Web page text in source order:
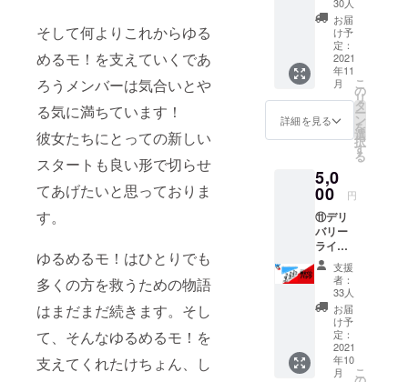
そして何よりこれからゆる
めるモ！を支えていくであ
ろうメンバーは気合いとや
る気に満ちています！
彼女たちにとっての新しい
スタートも良い形で切らせ
てあげたいと思っておりま
す。
ゆるめるモ！はひとりでも
多くの方を救うための物語
はまだまだ続きます。そし
て、そんなゆるめるモ！を
支えてくれたけちょん、し
と記載
くださ
い。 記
載ない
場合
は、お
申し込
み時の
お名前
でクレ
させて
頂きま
す。
で載せ
る名前
を入れ
てくだ
さい。
クレ
方はお
手数で
ジット
不要」
と記載
くださ
い。記
載ない
場合
は、お
申し込
み時の
お名前
でクレ
ジット
させて
お願い
致しま
す。変
更手順
につい
ては、
後日お
る確認
メッ
確認く
ださ
い。 な
おマイ
ページ
内の
「支援
したプ
ロジェ
クト」
から届
け先変
更操作
では、
う仮歌
たち
新
譜に入
る中の4
曲+過去
曲から
数曲 --
注意事
ターン
に付き
まして
はデー
タの送
付を
持って
完了と
なりま
す。万
が一、
ツアー
が延
期、中
に入れ
てお渡
ししま
す。
1.開催
場所：
都内
2.開催
19時〜
3.メ
より鉢
植えに
ダリア
の種を
入れて
お渡し
する会
です。
4.そ
の後推
しメン
『し
ちょ
ん』T
シャ
ツ」 ・
ゆるめ
るモ！
メン
バー全
メッ
セージ
送信(写
真デー
タ付き)
・クラ
ウド
ファン
ディン
グ限定T
シャツ
の送付 -
-注意事
項・補
足-- ※こ
30人
お届
け予
定：
2021
年11
月
詳細を見る
こ
の
リ
タ
ー
ン
を
選
択
す
る
5,0
00 円
⑪デリ
バリー
ライフ
セー
バー
コー
ス：ク
ラウド
ファン
ディン
グ限定
CDプラ
支援
者：
33人
お届
け予
定：
2021
年10
月
こ